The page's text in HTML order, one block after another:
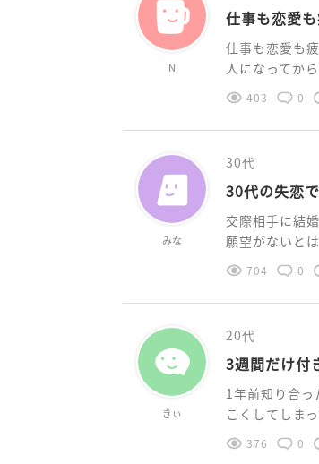
N
仕事も恋愛
仕事も恋愛も
人になってか
403 0
みな
30代
30代の失恋
交際相手に結
願望がないと
704 0
きぃ
20代
3週間だけ付
1年前知り合
こくしてしま
376 0